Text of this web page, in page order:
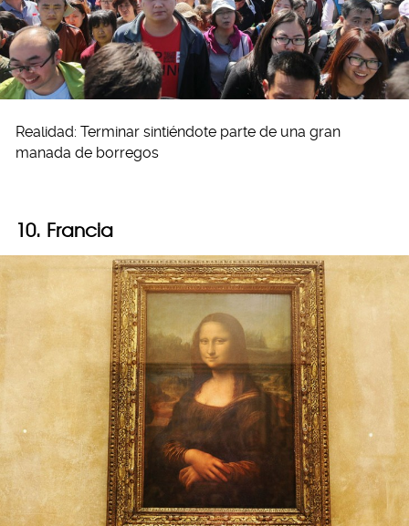
Realidad: Terminar sintiéndote parte de una gran
manada de borregos
10. Francia